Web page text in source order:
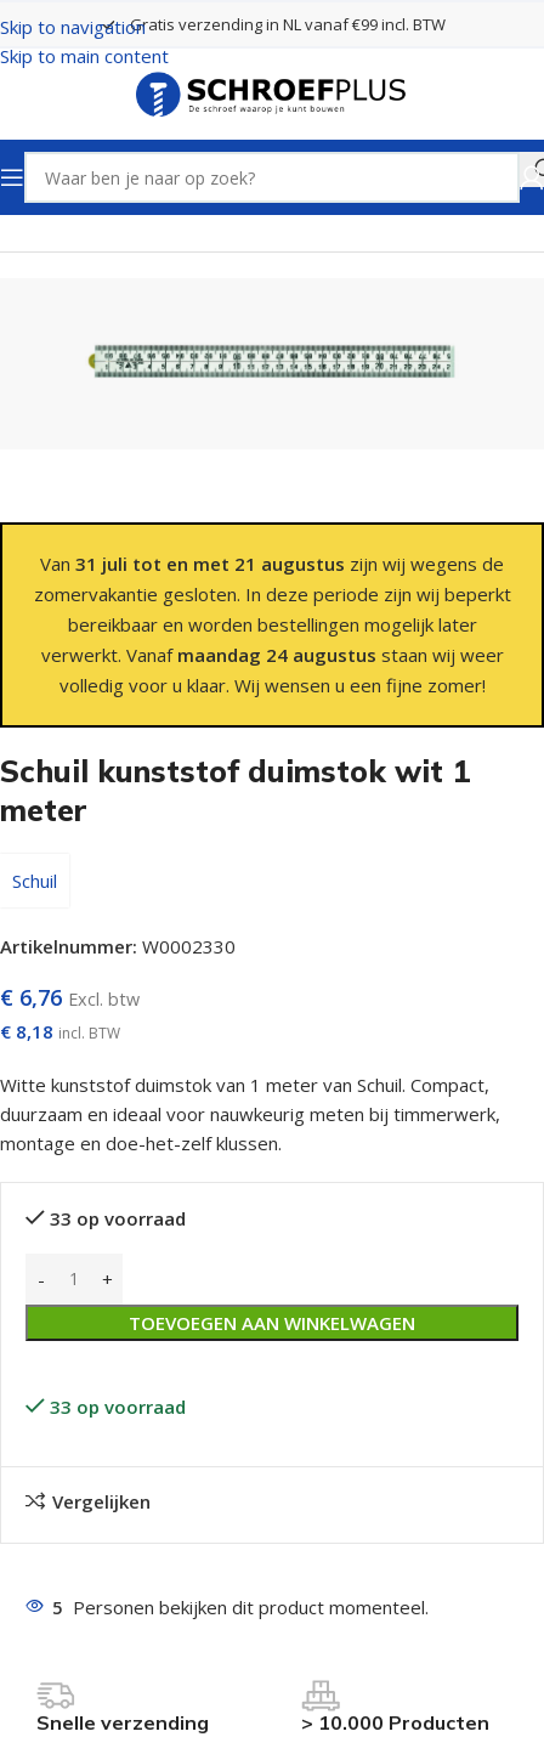
Skip to navigation
Skip to main content
Gratis verzending in NL vanaf €99 incl. BTW
Home Gereedschappen Schuil duimstokken
Van 31 juli tot en met 21 augustus zijn wij wegens de
zomervakantie gesloten. In deze periode zijn wij beperkt
bereikbaar en worden bestellingen mogelijk later
verwerkt. Vanaf maandag 24 augustus staan wij weer
volledig voor u klaar. Wij wensen u een fijne zomer!
Schuil kunststof duimstok wit 1
meter
Schuil
Artikelnummer: W0002330
€ 6,76 Excl. btw
€ 8,18 incl. BTW
Witte kunststof duimstok van 1 meter van Schuil. Compact,
duurzaam en ideaal voor nauwkeurig meten bij timmerwerk,
montage en doe-het-zelf klussen.
33 op voorraad
TOEVOEGEN AAN WINKELWAGEN
33 op voorraad
Vergelijken
5 Personen bekijken dit product momenteel.
Snelle verzending > 10.000 Producten